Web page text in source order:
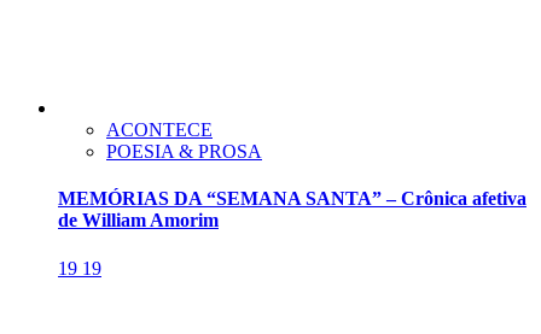
ACONTECE
POESIA & PROSA
MEMÓRIAS DA “SEMANA SANTA” – Crônica afetiva
de William Amorim
19 19